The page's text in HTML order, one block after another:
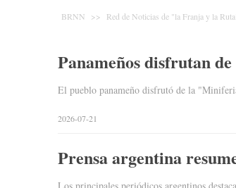
BRNN >> Red de Noticias de "la Franja y la
Panameños disfrutan
El pueblo panameño disfrutó de la
2026-07-21
Prensa argentina